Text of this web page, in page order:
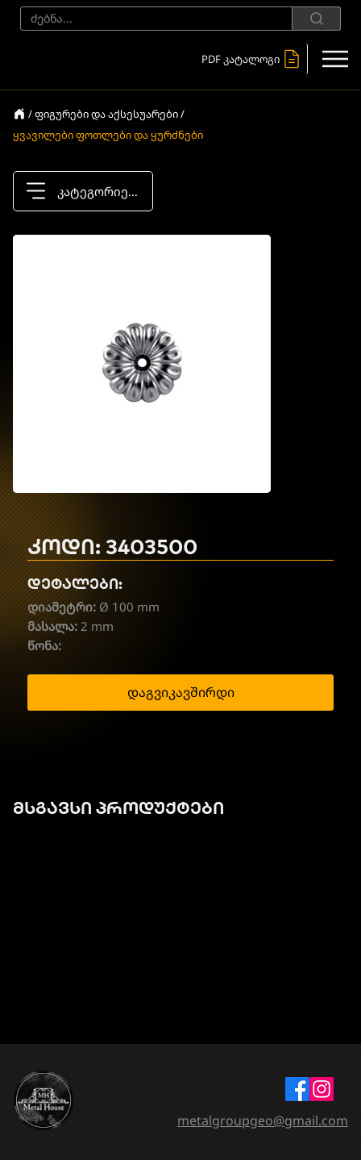
PDF კატალოგი
/ ფიგურები და აქსესუარები /
ყვავილები ფოთლები და ყურძნები
კატეგორიები
კოდი: 3403500
დეტალები:
დიამეტრი: Ø 100 mm
მასალა: 2 mm
წონა:
დაგვიკავშირდი
მსგავსი პროდუქტები
metalgroupgeo@gmail.com